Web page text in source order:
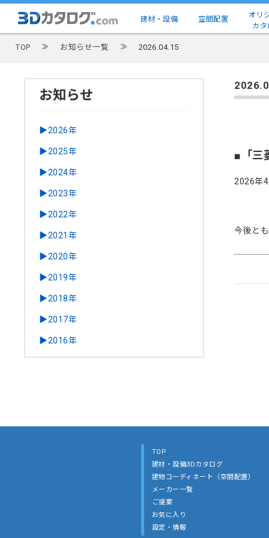
建材・設備 空間配置
オリ
カタ
TOP ≫ お知らせ一覧 ≫ 2026.04.15
お知らせ
▶2026年
▶2025年
▶2024年
▶2023年
▶2022年
▶2021年
▶2020年
▶2019年
▶2018年
▶2017年
▶2016年
■「三
2026年
今後と
TOP
建材・設備3Dカタログ
建物コーディネート（空間配置）
メーカー一覧
ご提案
お気に入り
設定・情報